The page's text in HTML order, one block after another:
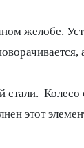
желобе.
Колесо
этот